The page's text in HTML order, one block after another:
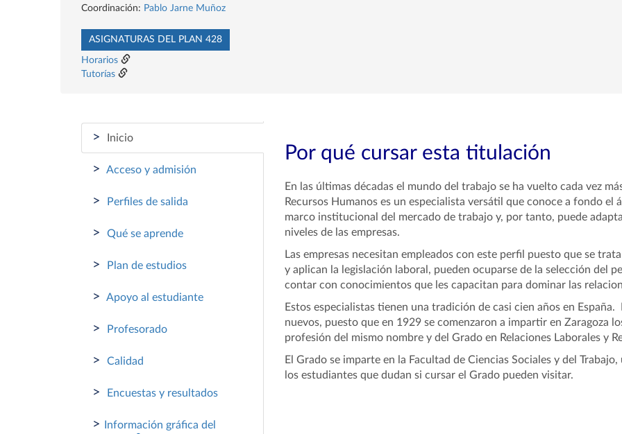
Coordinación: Pablo Jarne Muñoz
ASIGNATURAS DEL PLAN 428
Horarios
Tutorías
> Inicio
> Acceso y admisión
> Perfiles de salida
> Qué se aprende
> Plan de estudios
> Apoyo al estudiante
> Profesorado
> Calidad
> Encuestas y resultados
>
Información gráfica del
Por qué cursar esta titulación
En las últimas décadas el mundo del trabajo se ha vuelto cada vez
Recursos Humanos es un especialista versátil que conoce a fondo el
marco institucional del mercado de trabajo y, por tanto, puede
niveles de las empresas.
Las empresas necesitan empleados con este perfil puesto que se
y aplican la legislación laboral, pueden ocuparse de la selección del
contar con conocimientos que les capacitan para dominar las
Estos especialistas tienen una tradición de casi cien años en
nuevos, puesto que en 1929 se comenzaron a impartir en Zaragoza
profesión del mismo nombre y del Grado en Relaciones Laborales y
El Grado se imparte en la Facultad de Ciencias Sociales y del
los estudiantes que dudan si cursar el Grado pueden visitar.